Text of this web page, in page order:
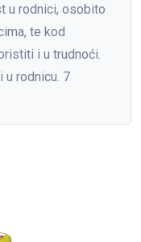
u rodnici, osobito
te kod
i u trudnoći.
u rodnicu. 7